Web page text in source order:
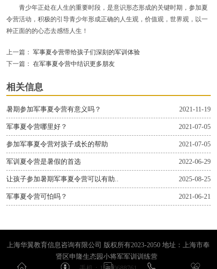
青少年正处在人生的重要时段，是意识形态形成的关键时期，参加夏
令营活动，积极的引导青少年形成正确的人生观，价值观，世界观，以一
种正面的的心态去感悟人生！
上一篇： 军事夏令营带给孩子们深刻的军训体验
下一篇： 在军事夏令营中结识更多朋友
相关信息
2021-11-19
暑期参加军事夏令营有意义吗？
2021-07-05
军事夏令营哪里好？
2021-07-05
参加军事夏令营对孩子成长的帮助
2022-06-29
军训夏令营是暑假的首选
2025-08-25
让孩子参加暑期军事夏令营可以有助..
2021-06-21
军事夏令营可怕吗？
上海华翼教育信息咨询有限公司 版权所有2023-2050 地址：上海市奉
贤区申隆生态园小将军军训训练营